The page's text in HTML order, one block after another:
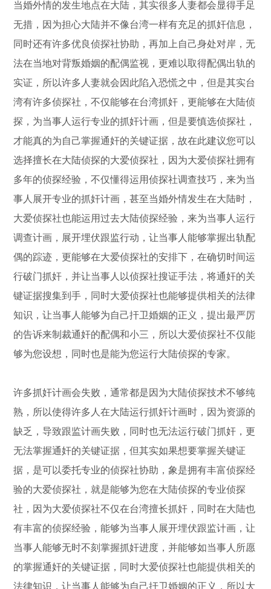
当婚外情的发生地点在大陆，其实很多人妻都会显得手足
无措，因为担心大陆并不像台湾一样有充足的抓奸信息，
同时还有许多优良侦探社协助，再加上自己身处对岸，无
法在当地对背叛婚姻的配偶监视，更难以取得配偶出轨的
实证，所以许多人妻就会因此陷入恐慌之中，但是其实台
湾有许多侦探社，不仅能够在台湾抓奸，更能够在大陆侦
探，为当事人运行专业的抓奸计画，但是要慎选侦探社，
才能真的为自己掌握通奸的关键证据，故在此建议您可以
选择擅长在大陆侦探的大爱侦探社，因为大爱侦探社拥有
多年的侦探经验，不仅懂得运用侦探社调查技巧，来为当
事人展开专业的抓奸计画，甚至当婚外情发生在大陆时，
大爱侦探社也能运用过去大陆侦探经验，来为当事人运行
调查计画，展开埋伏跟监行动，让当事人能够掌握出轨配
偶的踪迹，更能够在大爱侦探社的安排下，在确切时间运
行破门抓奸，并让当事人以侦探社搜证手法，将通奸的关
键证据搜集到手，同时大爱侦探社也能够提供相关的法律
知识，让当事人能够为自己扞卫婚姻的正义，提出最严厉
的告诉来制裁通奸的配偶和小三，所以大爱侦探社不仅能
够为您设想，同时也是能为您运行大陆侦探的专家。
许多抓奸计画会失败，通常都是因为大陆侦探技术不够纯
熟，所以使得许多人在大陆运行抓奸计画时，因为资源的
缺乏，导致跟监计画失败，同时也无法运行破门抓奸，更
无法掌握通奸的关键证据，但其实如果想要掌握关键证
据，是可以委托专业的侦探社协助，象是拥有丰富侦探经
验的大爱侦探社，就是能够为您在大陆侦探的专业侦探
社，因为大爱侦探社不仅在台湾擅长抓奸，同时在大陆也
有丰富的侦探经验，能够为当事人展开埋伏跟监计画，让
当事人能够无时不刻掌握抓奸进度，并能够如当事人所愿
的掌握通奸的关键证据，同时大爱侦探社也能提供相关的
法律知识，让当事人能够为自己扞卫婚姻的正义，所以大